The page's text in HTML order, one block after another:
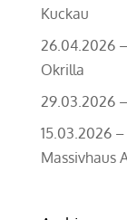
Kuckau
26.04.2026
Okrilla
29.03.2026
15.03.2026
Massivhaus